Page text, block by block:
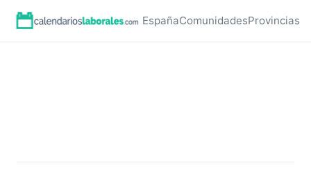
EspañaComunidadesProvincias